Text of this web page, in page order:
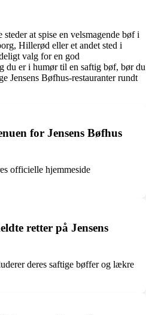
steder at spise en velsmagende bøf i
Hillerød eller et andet sted i
valg for en god
du er i humør til en saftig bøf, bør du
Jensens Bøfhus-restauranter rundt
for Jensens Bøfhus
officielle hjemmeside
retter på Jensens
deres saftige bøffer og lækre